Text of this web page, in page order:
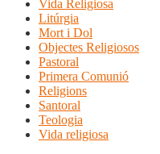
Vida Religiosa
Litúrgia
Mort i Dol
Objectes Religiosos
Pastoral
Primera Comunió
Religions
Santoral
Teologia
Vida religiosa